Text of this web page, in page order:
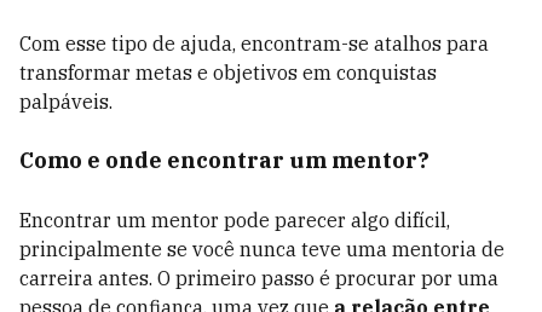
Com esse tipo de ajuda, encontram-se atalhos para
transformar metas e objetivos em conquistas
palpáveis.
Como e onde encontrar um mentor?
Encontrar um mentor pode parecer algo difícil,
principalmente se você nunca teve uma mentoria de
carreira antes. O primeiro passo é procurar por uma
pessoa de confiança, uma vez que a relação entre